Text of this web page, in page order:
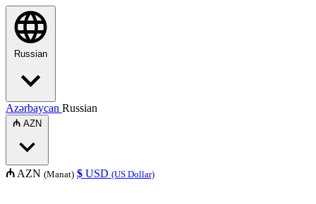
Russian
Azərbaycan Russian
₼ AZN
₼ AZN (Manat) $ USD (US Dollar)